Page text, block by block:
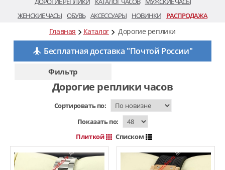
ЖЕНСКИЕ ЧАСЫ ОБУВЬ АКСЕССУАРЫ НОВИНКИ РАСПРОДАЖА
Главная Каталог Дорогие реплики
Бесплатная доставка "Почтой России"
Фильтр
Дорогие реплики часов
Сортировать по:
Показать по:
Плиткой
Списком